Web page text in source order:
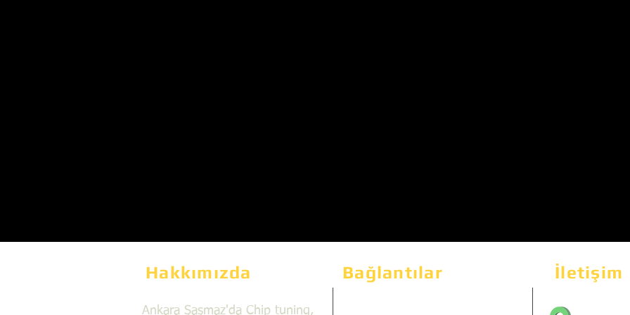
Hakkımızda Bağlantılar İletişim
Ankara Şaşmaz'da Chip tuning,